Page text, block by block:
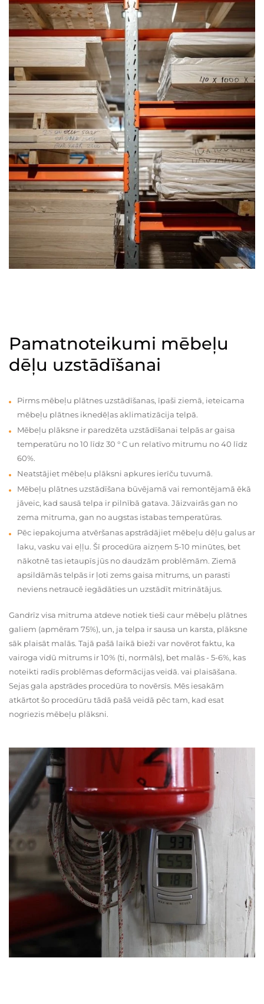
Pamatnoteikumi mēbeļu
dēļu uzstādīšanai
Pirms mēbeļu plātnes uzstādīšanas, īpaši ziemā, ieteicama
mēbeļu plātnes iknedēļas aklimatizācija telpā.
Mēbeļu plāksne ir paredzēta uzstādīšanai telpās ar gaisa
temperatūru no 10 līdz 30 ° C un relatīvo mitrumu no 40 līdz
60%.
Neatstājiet mēbeļu plāksni apkures ierīču tuvumā.
Mēbeļu plātnes uzstādīšana būvējamā vai remontējamā ēkā
jāveic, kad sausā telpa ir pilnībā gatava. Jāizvairās gan no
zema mitruma, gan no augstas istabas temperatūras.
Pēc iepakojuma atvēršanas apstrādājiet mēbeļu dēļu galus ar
laku, vasku vai eļļu. Šī procedūra aizņem 5-10 minūtes, bet
nākotnē tas ietaupīs jūs no daudzām problēmām. Ziemā
apsildāmās telpās ir ļoti zems gaisa mitrums, un parasti
neviens netraucē iegādāties un uzstādīt mitrinātājus.
Gandrīz visa mitruma atdeve notiek tieši caur mēbeļu plātnes
galiem (apmēram 75%), un, ja telpa ir sausa un karsta, plāksne
sāk plaisāt malās. Tajā pašā laikā bieži var novērot faktu, ka
vairoga vidū mitrums ir 10% (ti, normāls), bet malās - 5-6%, kas
noteikti radīs problēmas deformācijas veidā. vai plaisāšana.
Sejas gala apstrādes procedūra to novērsīs. Mēs iesakām
atkārtot šo procedūru tādā pašā veidā pēc tam, kad esat
nogriezis mēbeļu plāksni.